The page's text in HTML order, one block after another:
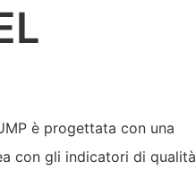
è progettata con una
con gli indicatori di qualità